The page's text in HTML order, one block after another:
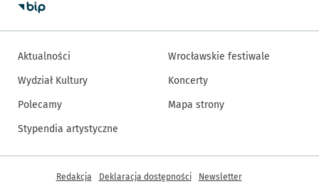
Aktualności
Wydział Kultury
Polecamy
Stypendia artystyczne
Wrocławskie festiwale
Koncerty
Mapa strony
Inne informacje
Redakcja Deklaracja dostępności Newsletter